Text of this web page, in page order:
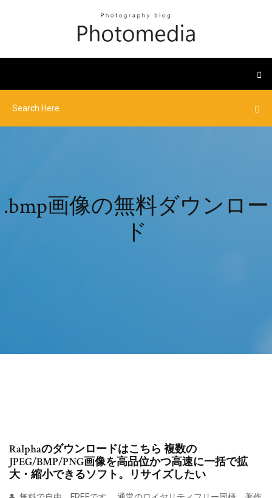
.bmp画像の無料ダウンロー
ド
Ralphaのダウンロードはこちら 複数の
JPEG/BMP/PNG画像を高品位かつ高速に一括で拡
大・縮小できるソフト。リサイズしたい